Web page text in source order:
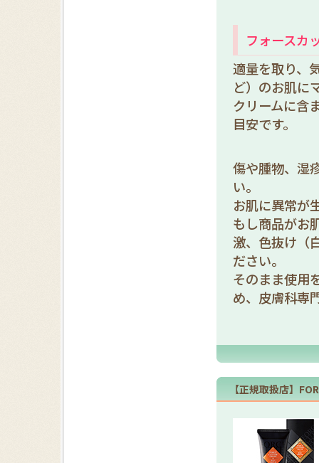
フォースカ
適量を取り、
ど）のお肌に
クリームに含
目安です。
傷や腫物、湿
い。
お肌に異常が
もし商品がお
激、色抜け（
ださい。
そのまま使用
め、皮膚科専
【正規取扱店】